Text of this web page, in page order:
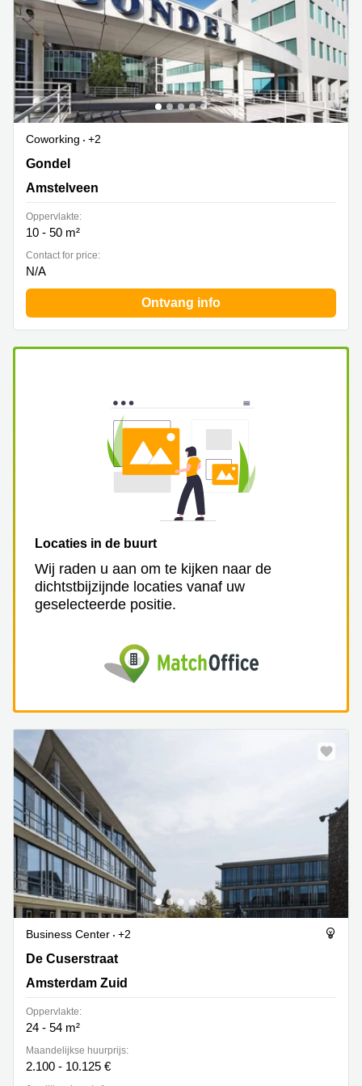
Coworking
+2
Gondel 1, Amstelveen
Gondel
Amstelveen
Oppervlakte:
10 - 50 m²
Contact for price:
N/A
Ontvang info
Locaties in de buurt
Wij raden u aan om te kijken naar de
dichtstbijzijnde locaties vanaf uw
geselecteerde positie.
Business Center
+2
De Cuserstraat 91, Amsterdam Zuid
De Cuserstraat
Amsterdam Zuid
Oppervlakte:
24 - 54 m²
Maandelijkse huurprijs:
2.100 - 10.125 €